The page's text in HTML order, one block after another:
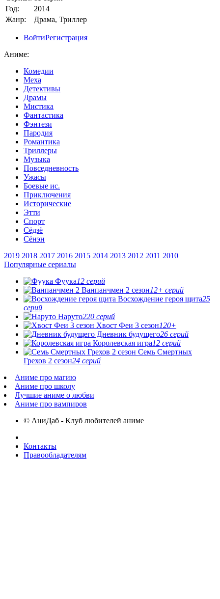
Год:
2014
Жанр:
Драма, Триллер
ВойтиРегистрация
Аниме:
Комедии
Меха
Детективы
Драмы
Мистика
Фантастика
Фэнтези
Пародия
Романтика
Триллеры
Музыка
Повседневность
Ужасы
Боевые ис.
Приключения
Исторические
Этти
Спорт
Сёдзё
Сёнэн
2019 2018 2017 2016 2015 2014 2013 2012 2011 2010
Популярные сериалы
Фуука12 серий
Ванпанчмен 2 сезон12+ серий
Восхождение героя щита25
серий
Наруто220 серий
Хвост Феи 3 сезон120+
Дневник будущего26 серий
Королевская игра12 серий
Семь Смертных
Грехов 2 сезон24 серий
Аниме про магию
Аниме про школу
Лучшие аниме о любви
Аниме про вампиров
© АниДаб - Клуб любителей аниме
Контакты
Правообладателям